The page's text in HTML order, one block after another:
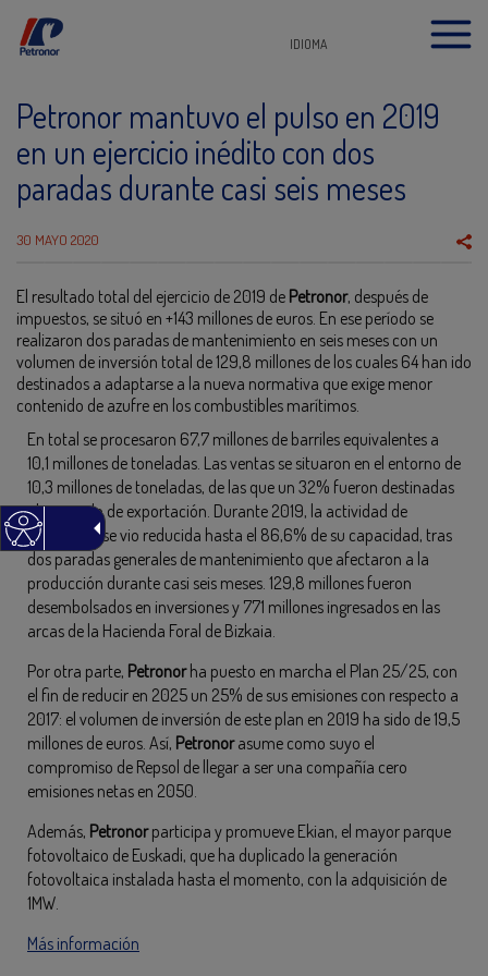
IDIOMA
Petronor mantuvo el pulso en 2019
en un ejercicio inédito con dos
paradas durante casi seis meses
30 MAYO 2020
El resultado total del ejercicio de 2019 de Petronor, después de
impuestos, se situó en +143 millones de euros. En ese período se
realizaron dos paradas de mantenimiento en seis meses con un
volumen de inversión total de 129,8 millones de los cuales 64 han ido
destinados a adaptarse a la nueva normativa que exige menor
contenido de azufre en los combustibles marítimos.
En total se procesaron 67,7 millones de barriles equivalentes a
10,1 millones de toneladas. Las ventas se situaron en el entorno de
10,3 millones de toneladas, de las que un 32% fueron destinadas
al mercado de exportación. Durante 2019, la actividad de
destilación se vio reducida hasta el 86,6% de su capacidad, tras
dos paradas generales de mantenimiento que afectaron a la
producción durante casi seis meses. 129,8 millones fueron
desembolsados en inversiones y 771 millones ingresados en las
arcas de la Hacienda Foral de Bizkaia.
Por otra parte, Petronorha puesto en marcha el Plan 25/25, con
el fin de reducir en 2025 un 25% de sus emisiones con respecto a
2017: el volumen de inversión de este plan en 2019 ha sido de 19,5
millones de euros. Así, Petronorasume como suyo el
compromiso de Repsol de llegar a ser una compañía cero
emisiones netas en 2050.
Además, Petronorparticipa y promueve Ekian, el mayor parque
fotovoltaico de Euskadi, que ha duplicado la generación
fotovoltaica instalada hasta el momento, con la adquisición de
1MW.
Más información